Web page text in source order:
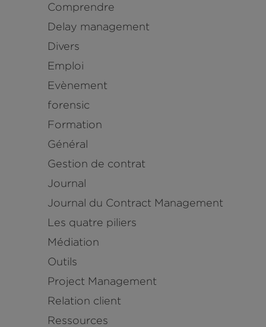
Comprendre
Delay management
Divers
Emploi
Evènement
forensic
Formation
Général
Gestion de contrat
Journal
Journal du Contract Management
Les quatre piliers
Médiation
Outils
Project Management
Relation client
Ressources